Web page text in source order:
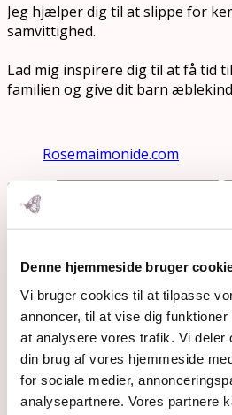
Denne hjemmeside bruger
Vi bruger cookies til at tilpasse
annoncer, til at vise dig
at analysere vores trafik. Vi deler
din brug af vores hjemmeside
for sociale medier,
analysepartnere. Vores partnere
Jeg hjælper dig til at slippe for
samvittighed.
Lad mig inspirere dig til at få tid
familien og give dit barn
Rosemaimonide.com
Search